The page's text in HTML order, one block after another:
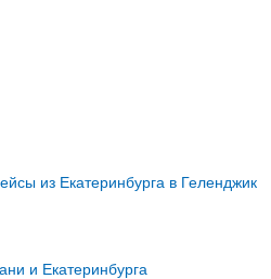
из Екатеринбурга в Геленджик
и Екатеринбурга